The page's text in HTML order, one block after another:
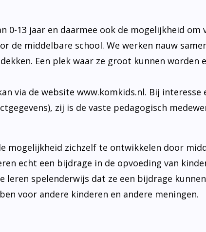
13 jaar en daarmee ook de mogelijkheid om
middelbare school. We werken nauw
Een plek waar ze groot kunnen worden
via de website www.komkids.nl. Bij interesse
zij is de vaste pedagogisch
mogelijkheid zichzelf te ontwikkelen door
echt een bijdrage in de opvoeding van
spelenderwijs dat ze een bijdrage
voor andere kinderen en andere meningen.